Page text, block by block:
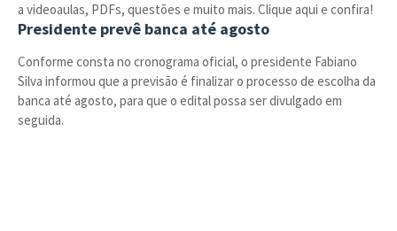
a videoaulas, PDFs, questões e muito mais. Clique aqui e confira!
Presidente prevê banca até agosto
Conforme consta no cronograma oficial, o presidente Fabiano
Silva informou que a previsão é finalizar o processo de escolha da
banca até agosto, para que o edital possa ser divulgado em
seguida.